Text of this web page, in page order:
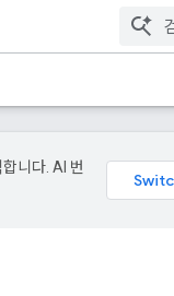
니다. AI 번